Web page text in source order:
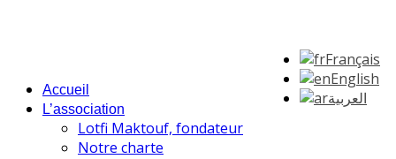
Français
English
العربية
Accueil
L’association
Lotfi Maktouf, fondateur
Notre charte